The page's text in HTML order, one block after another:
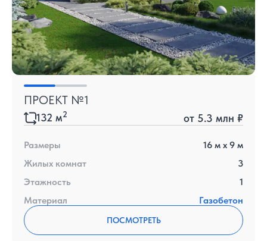
ПРОЕКТ №1
132 м2 от 5.3 млн ₽
Размеры 16 м x 9 м
Жилых комнат
3
Этажность
1
Материал
Газобетон
ПОСМОТРЕТЬ